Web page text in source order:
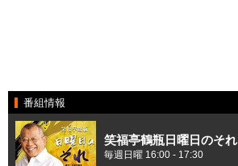
番組情報
笑福亭鶴瓶日曜日のそれ
毎週日曜 16:00 - 17:30